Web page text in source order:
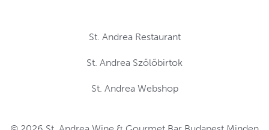
St. Andrea Restaurant
St. Andrea Szőlőbirtok
St. Andrea Webshop